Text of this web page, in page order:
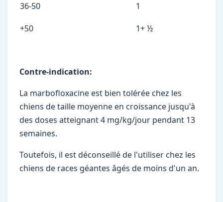
36-50 1
+50 1+ ½
Contre-indication:
La marbofloxacine est bien tolérée chez les
chiens de taille moyenne en croissance jusqu'à
des doses atteignant 4 mg/kg/jour pendant 13
semaines.
Toutefois, il est déconseillé de l'utiliser chez les
chiens de races géantes âgés de moins d'un an.